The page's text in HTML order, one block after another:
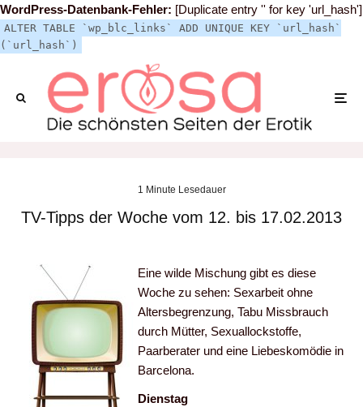
WordPress-Datenbank-Fehler: [Duplicate entry '' for key 'url_hash']
ALTER TABLE `wp_blc_links` ADD UNIQUE KEY `url_hash`
(`url_hash`)
1 Minute Lesedauer
TV-Tipps der Woche vom 12. bis 17.02.2013
Eine wilde Mischung gibt es diese
Woche zu sehen: Sexarbeit ohne
Altersbegrenzung, Tabu Missbrauch
durch Mütter, Sexuallockstoffe,
Paarberater und eine Liebeskomödie in
Barcelona.
Dienstag